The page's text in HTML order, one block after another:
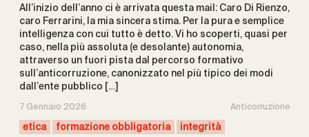
All’inizio dell’anno ci è arrivata questa mail: Caro Di Rienzo,
caro Ferrarini, la mia sincera stima. Per la pura e semplice
intelligenza con cui tutto è detto. Vi ho scoperti, quasi per
caso, nella più assoluta (e desolante) autonomia,
attraverso un fuori pista dal percorso formativo
sull’anticorruzione, canonizzato nel più tipico dei modi
dall’ente pubblico […]
7 Gennaio 2026 Anticorruzione
etica formazione obbligatoria integrità